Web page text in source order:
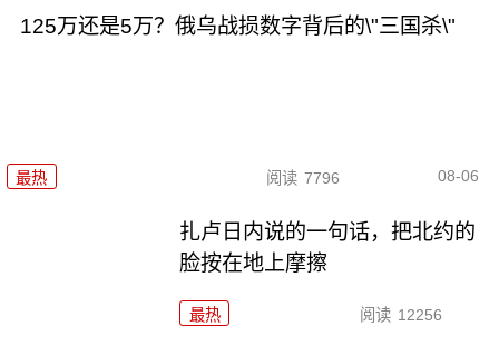
125万还是5万？俄乌战损数字背后的\"三国杀\"
最热 阅读 7796 08-06
扎卢日内说的一句话，把北约的
脸按在地上摩擦
最热 阅读 12256